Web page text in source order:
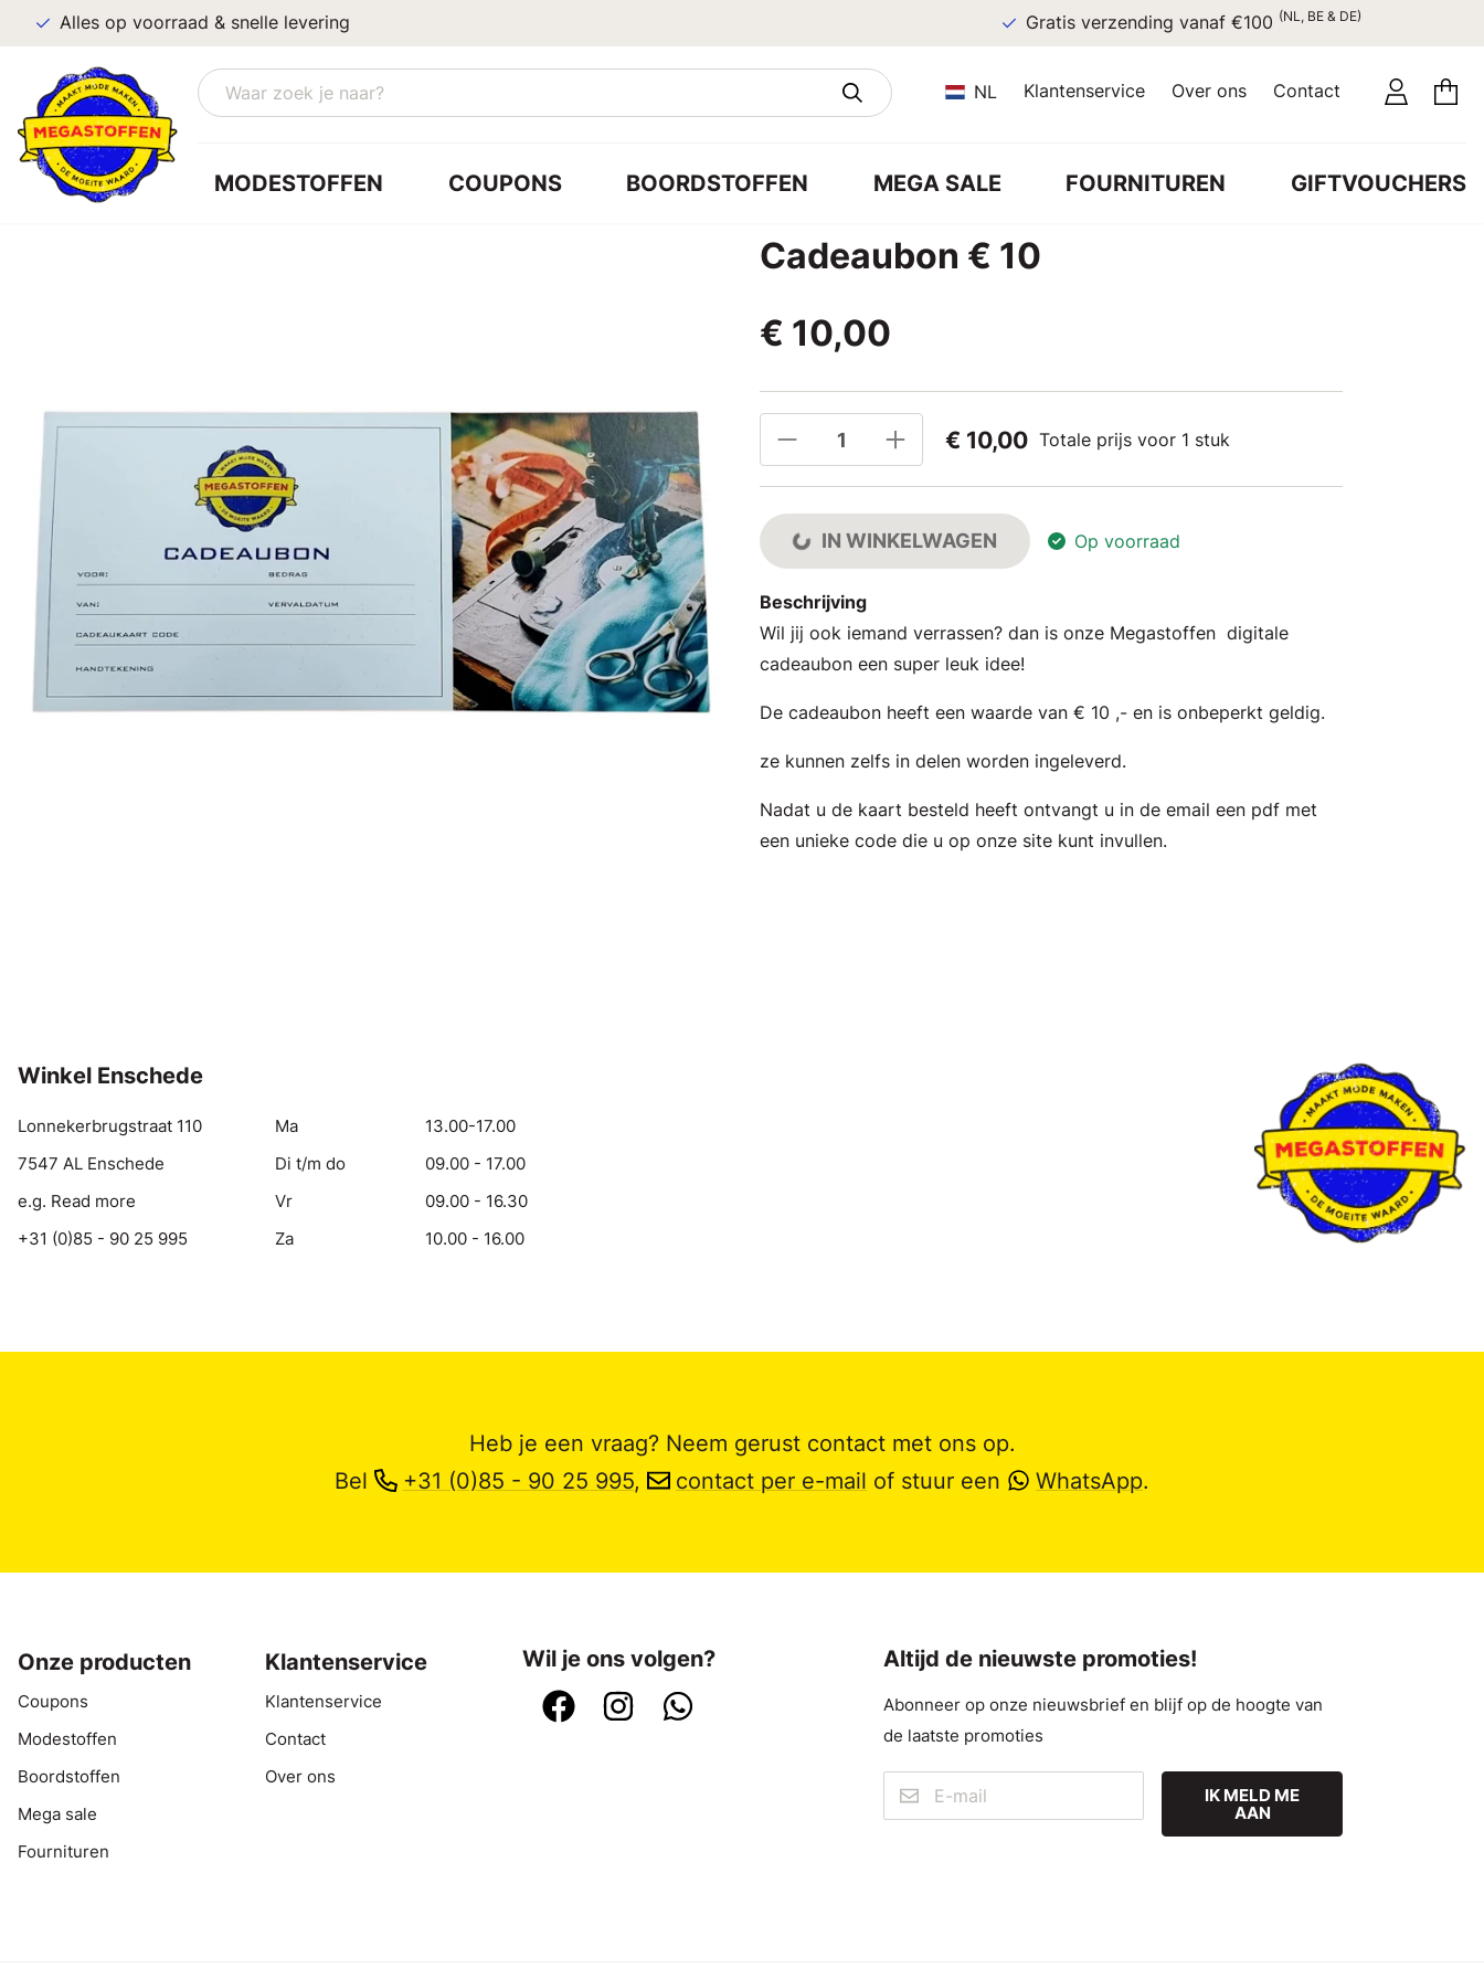
Alles op voorraad & snelle levering Gratis verzending vanaf €100 (NL, BE & DE)
NL Klantenservice Over ons Contact
MODESTOFFEN COUPONS BOORDSTOFFEN MEGA SALE FOURNITUREN GIFTVOUCHERS
Cadeaubon € 10
€ 10,00
€ 10,00 Totale prijs voor 1 stuk
IN WINKELWAGEN Op voorraad
Beschrijving
Wil jij ook iemand verrassen? dan is onze Megastoffen digitale
cadeaubon een super leuk idee!
De cadeaubon heeft een waarde van € 10 ,- en is onbeperkt geldig.
ze kunnen zelfs in delen worden ingeleverd.
Nadat u de kaart besteld heeft ontvangt u in de email een pdf met
een unieke code die u op onze site kunt invullen.
Winkel Enschede
Lonnekerbrugstraat 110
7547 AL Enschede
e.g. Read more
+31 (0)85 - 90 25 995
Ma
13.00-17.00
Di t/m do
09.00 - 17.00
Vr
09.00 - 16.30
Za
10.00 - 16.00
Heb je een vraag? Neem gerust contact met ons op.
Bel
+31 (0)85 - 90 25 995, contact per e-mail of stuur een WhatsApp.
Onze producten
Coupons
Modestoffen
Boordstoffen
Mega sale
Fournituren
Klantenservice
Klantenservice
Contact
Over ons
Wil je ons volgen? Altijd de nieuwste promoties!
Abonneer op onze nieuwsbrief en blijf op de hoogte van
de laatste promoties
IK MELD ME
AAN